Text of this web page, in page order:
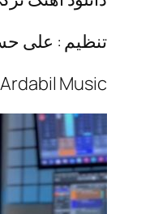
تنظیم : علی
Music